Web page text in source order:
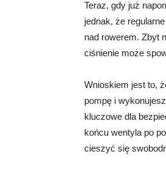
Teraz, gdy już
jednak, że
nad rowerem. Zbyt
ciśnienie może
Wnioskiem jest to,
pompę i
kluczowe dla
końcu wentyla po
cieszyć się